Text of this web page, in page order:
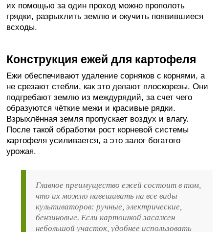
их помощью за один проход можно прополоть
грядки, разрыхлить землю и окучить появившиеся
всходы.
Конструкция ежей для картофеля
Ежи обеспечивают удаление сорняков с корнями, а
не срезают стебли, как это делают плоскорезы. Они
подгребают землю из междурядий, за счет чего
образуются чёткие межи и красивые рядки.
Взрыхлённая земля пропускает воздух и влагу.
После такой обработки рост корневой системы
картофеля усиливается, а это залог богатого
урожая.
Главное преимущество ежей состоит в том,
что их можно навешивать на все виды
культиваторов: ручные, электрические,
бензиновые. Если картошкой засажен
небольшой участок, удобнее использовать